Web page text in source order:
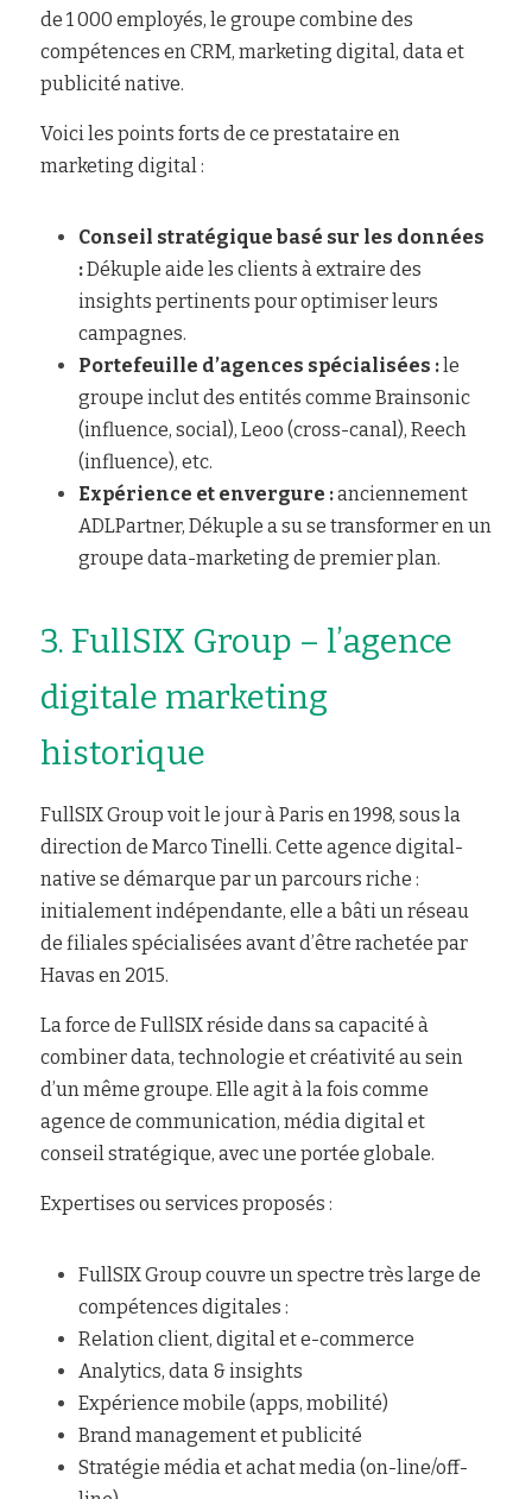
de 1 000 employés, le groupe combine des
compétences en CRM, marketing digital, data et
publicité native.
Voici les points forts de ce prestataire en
marketing digital :
Conseil stratégique basé sur les données
: Dékuple aide les clients à extraire des
insights pertinents pour optimiser leurs
campagnes.
Portefeuille d’agences spécialisées : le
groupe inclut des entités comme Brainsonic
(influence, social), Leoo (cross-canal), Reech
(influence), etc.
Expérience et envergure : anciennement
ADLPartner, Dékuple a su se transformer en un
groupe data-marketing de premier plan.
3. FullSIX Group – l’agence
digitale marketing
historique
FullSIX Group voit le jour à Paris en 1998, sous la
direction de Marco Tinelli. Cette agence digital-
native se démarque par un parcours riche :
initialement indépendante, elle a bâti un réseau
de filiales spécialisées avant d’être rachetée par
Havas en 2015.
La force de FullSIX réside dans sa capacité à
combiner data, technologie et créativité au sein
d’un même groupe. Elle agit à la fois comme
agence de communication, média digital et
conseil stratégique, avec une portée globale.
Expertises ou services proposés :
FullSIX Group couvre un spectre très large de
compétences digitales :
Relation client, digital et e-commerce
Analytics, data & insights
Expérience mobile (apps, mobilité)
Brand management et publicité
Stratégie média et achat media (on-line/off-